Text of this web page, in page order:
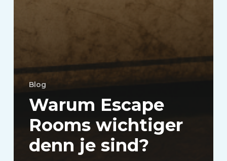
Blog
Warum Escape
Rooms wichtiger
denn je sind?